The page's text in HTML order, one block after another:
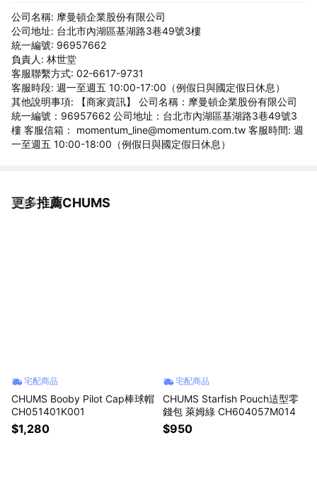
公司名稱: 摩曼頓企業股份有限公司
公司地址: 台北市內湖區基湖路3巷49號3樓
統一編號: 96957662
負責人: 林世堂
客服聯繫方式: 02-6617-9731
客服時段: 週一至週五 10:00-17:00（例假日與國定假日休息）
其他說明事項: 【商家資訊】 公司名稱：摩曼頓企業股份有限公司
統一編號：96957662 公司地址：台北市內湖區基湖路3巷49號3
樓 客服信箱： momentum_line@momentum.com.tw 客服時間: 週
一至週五 10:00-18:00（例假日與國定假日休息）
更多推薦CHUMS
看更多
宅配商品
CHUMS Booby Pilot Cap棒球帽
CH051401K001
$1,280
宅配商品
CHUMS Starfish Pouch迼型零
錢包 萊姆綠 CH604057M014
$950